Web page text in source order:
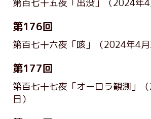
第百七十五夜「出没」 （2024年
第176回
第百七十六夜「咳」 （2024年4月
第177回
第百七十七夜「オーロラ観測」
日）